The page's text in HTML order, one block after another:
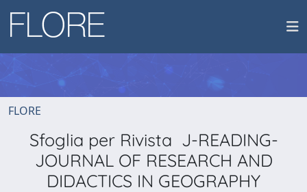
FLORE
Sfoglia per Rivista J-READING-
JOURNAL OF RESEARCH AND
DIDACTICS IN GEOGRAPHY